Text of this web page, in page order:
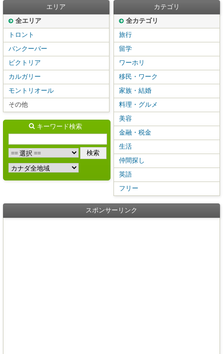
エリア
全エリア
トロント
バンクーバー
ビクトリア
カルガリー
モントリオール
その他
カテゴリ
全カテゴリ
旅行
留学
ワーホリ
移民・ワーク
家族・結婚
料理・グルメ
美容
金融・税金
生活
仲間探し
英語
フリー
キーワード検索
スポンサーリンク